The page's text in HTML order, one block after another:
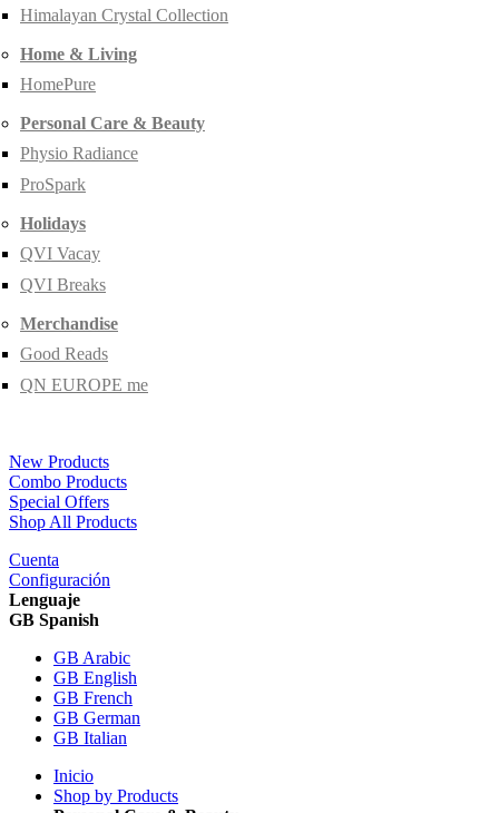
Himalayan Crystal Collection
Home & Living
HomePure
Personal Care & Beauty
Physio Radiance
ProSpark
Holidays
QVI Vacay
QVI Breaks
Merchandise
Good Reads
QN EUROPE me
New Products
Combo Products
Special Offers
Shop All Products
Cuenta
Configuración
Lenguaje
GB Spanish
GB Arabic
GB English
GB French
GB German
GB Italian
Inicio
Shop by Products